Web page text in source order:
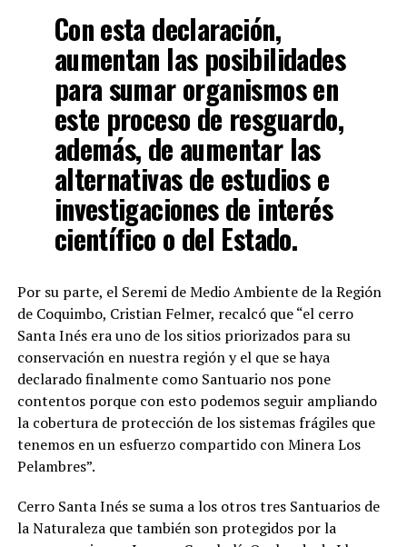
Con esta declaración,
aumentan las posibilidades
para sumar organismos en
este proceso de resguardo,
además, de aumentar las
alternativas de estudios e
investigaciones de interés
científico o del Estado.
Por su parte, el Seremi de Medio Ambiente de la Región
de Coquimbo, Cristian Felmer, recalcó que “el cerro
Santa Inés era uno de los sitios priorizados para su
conservación en nuestra región y el que se haya
declarado finalmente como Santuario nos pone
contentos porque con esto podemos seguir ampliando
la cobertura de protección de los sistemas frágiles que
tenemos en un esfuerzo compartido con Minera Los
Pelambres”.
Cerro Santa Inés se suma a los otros tres Santuarios de
la Naturaleza que también son protegidos por la